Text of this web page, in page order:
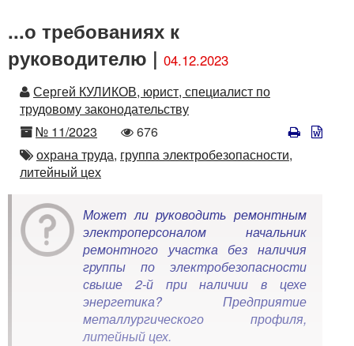
...о требованиях к
руководителю | 04.12.2023
Автор
Сергей КУЛИКОВ, юрист, специалист по
трудовому законодательству
Номер
№ 11/2023
Количество
просмотров
676
Автор
охрана труда, группа электробезопасности,
литейный цех
Может ли руководить ремонтным
электроперсоналом начальник
ремонтного участка без наличия
группы по электробезопасности
свыше 2-й при наличии в цехе
энергетика? Предприятие
металлургического профиля,
литейный цех.